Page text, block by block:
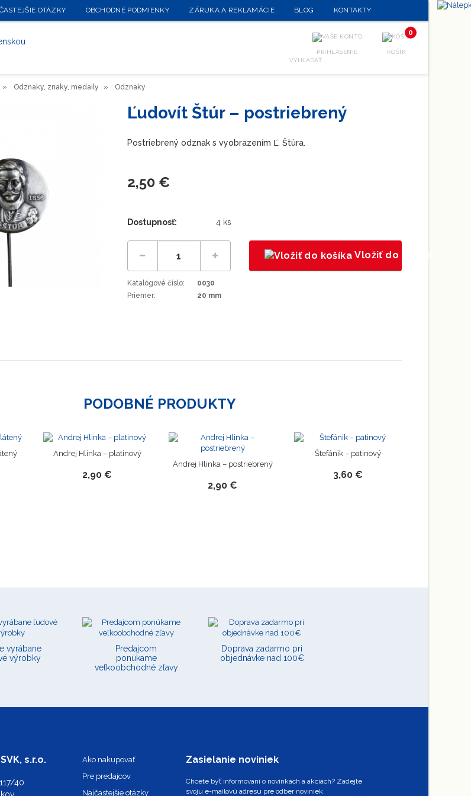
Odznaky, znaky, medaily Odznaky
Ľudovít Štúr – postriebrený
Postriebrený odznak s vyobrazením Ľ. Štúra.
2,50 €
Dostupnosť: 4 ks
Vložiť do košíka
Katalógové číslo:
0030
Priemer:
20 mm
PODOBNÉ PRODUKTY
Andrej Hlinka – platinový
2,90 €
Andrej Hlinka – postriebrený
2,90 €
Štefánik – patinový
3,60 €
vyrábane
výrobky
Predajcom
ponúkame
veľkoobchodné zľavy
Doprava zadarmo pri
objednávke nad 100€
s.r.o.
40
Ako nakupovať
Pre predajcov
Najčastejšie otázky
Zasielanie noviniek
Chcete byť informovaní o novinkách a akciách? Zadejte
svoju e-mailovú adresu pre odber noviniek.
OTÁZKY OBCHODNÉ PODMIENKY ZÁRUKA A REKLAMÁCIE BLOG KONTAKTY
VYHĽADAŤ
PRIHLÁSENIE
0
KOŠÍK